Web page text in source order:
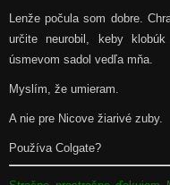
Lenže počula som dobre.
určite neurobil, keby
úsmevom sadol vedľa mňa.
Myslím, že umieram.
A nie pre Nicove žiarivé zuby.
Používa Colgate?